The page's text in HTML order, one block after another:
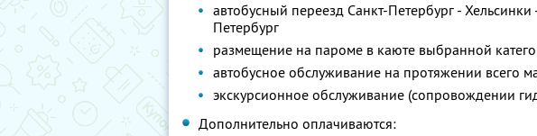
автобусный переезд Санкт-Петербург - Хельсинки
Петербург
размещение на пароме в каюте выбранной
автобусное обслуживание на протяжении всего
экскурсионное обслуживание (сопровождении
Дополнительно оплачиваются: